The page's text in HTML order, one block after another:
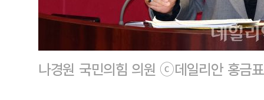
나경원 국민의힘 의원 ⓒ데일리안 홍금